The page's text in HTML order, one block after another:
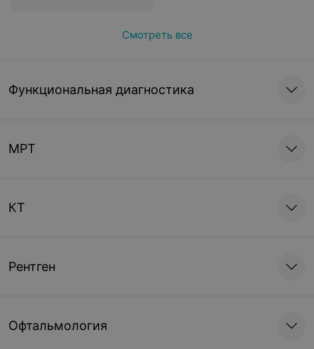
Смотреть все
Функциональная диагностика
МРТ
КТ
Рентген
Офтальмология